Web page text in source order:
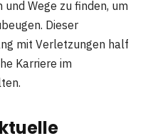
Wege zu finden, um
Dieser
mit Verletzungen half
Karriere im